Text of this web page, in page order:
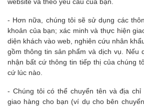
- Hơn nữa, chúng tôi sẽ sử dụng các
khoản của bạn; xác minh và thực hiện
diện khách vào web, nghiên cứu nhân
gồm thông tin sản phẩm và dịch vụ. Nếu
nhận bất cứ thông tin tiếp thị của chúng
cứ lúc nào.
- Chúng tôi có thể chuyển tên và địa
giao hàng cho bạn (ví dụ cho bên